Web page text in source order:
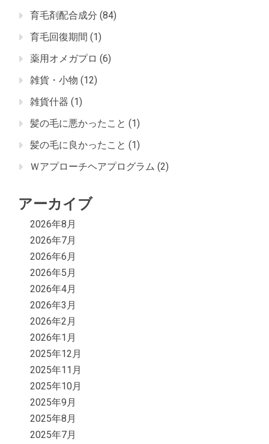
育毛剤配合成分 (84)
育毛回復期間 (1)
薬用オメガプロ (6)
雑貨・小物 (12)
雑貨什器 (1)
髪の毛に悪かったこと (1)
髪の毛に良かったこと (1)
Ｗアプローチヘアプログラム (2)
アーカイブ
2026年8月
2026年7月
2026年6月
2026年5月
2026年4月
2026年3月
2026年2月
2026年1月
2025年12月
2025年11月
2025年10月
2025年9月
2025年8月
2025年7月